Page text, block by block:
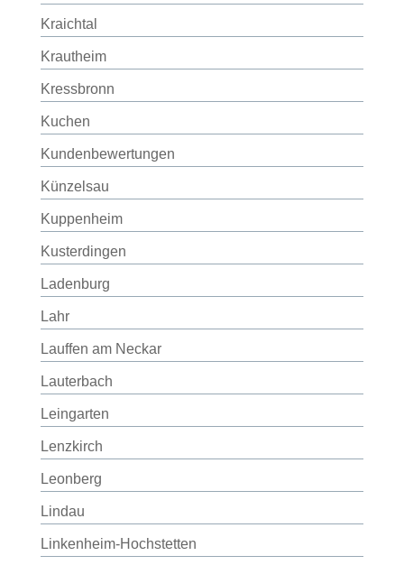
Kraichtal
Krautheim
Kressbronn
Kuchen
Kundenbewertungen
Künzelsau
Kuppenheim
Kusterdingen
Ladenburg
Lahr
Lauffen am Neckar
Lauterbach
Leingarten
Lenzkirch
Leonberg
Lindau
Linkenheim-Hochstetten